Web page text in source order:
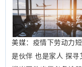
美媒：疫情下劳动力
是伙伴 也是家人 探寻